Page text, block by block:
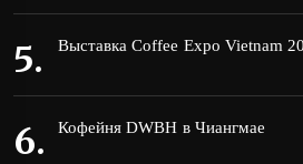
Выставка Coffee Expo Vietnam
Кофейня DWBH в Чиангмае